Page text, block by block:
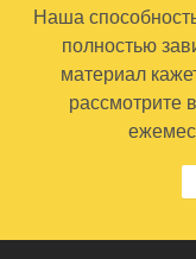
Наша
полностью
материал
рассмотрите